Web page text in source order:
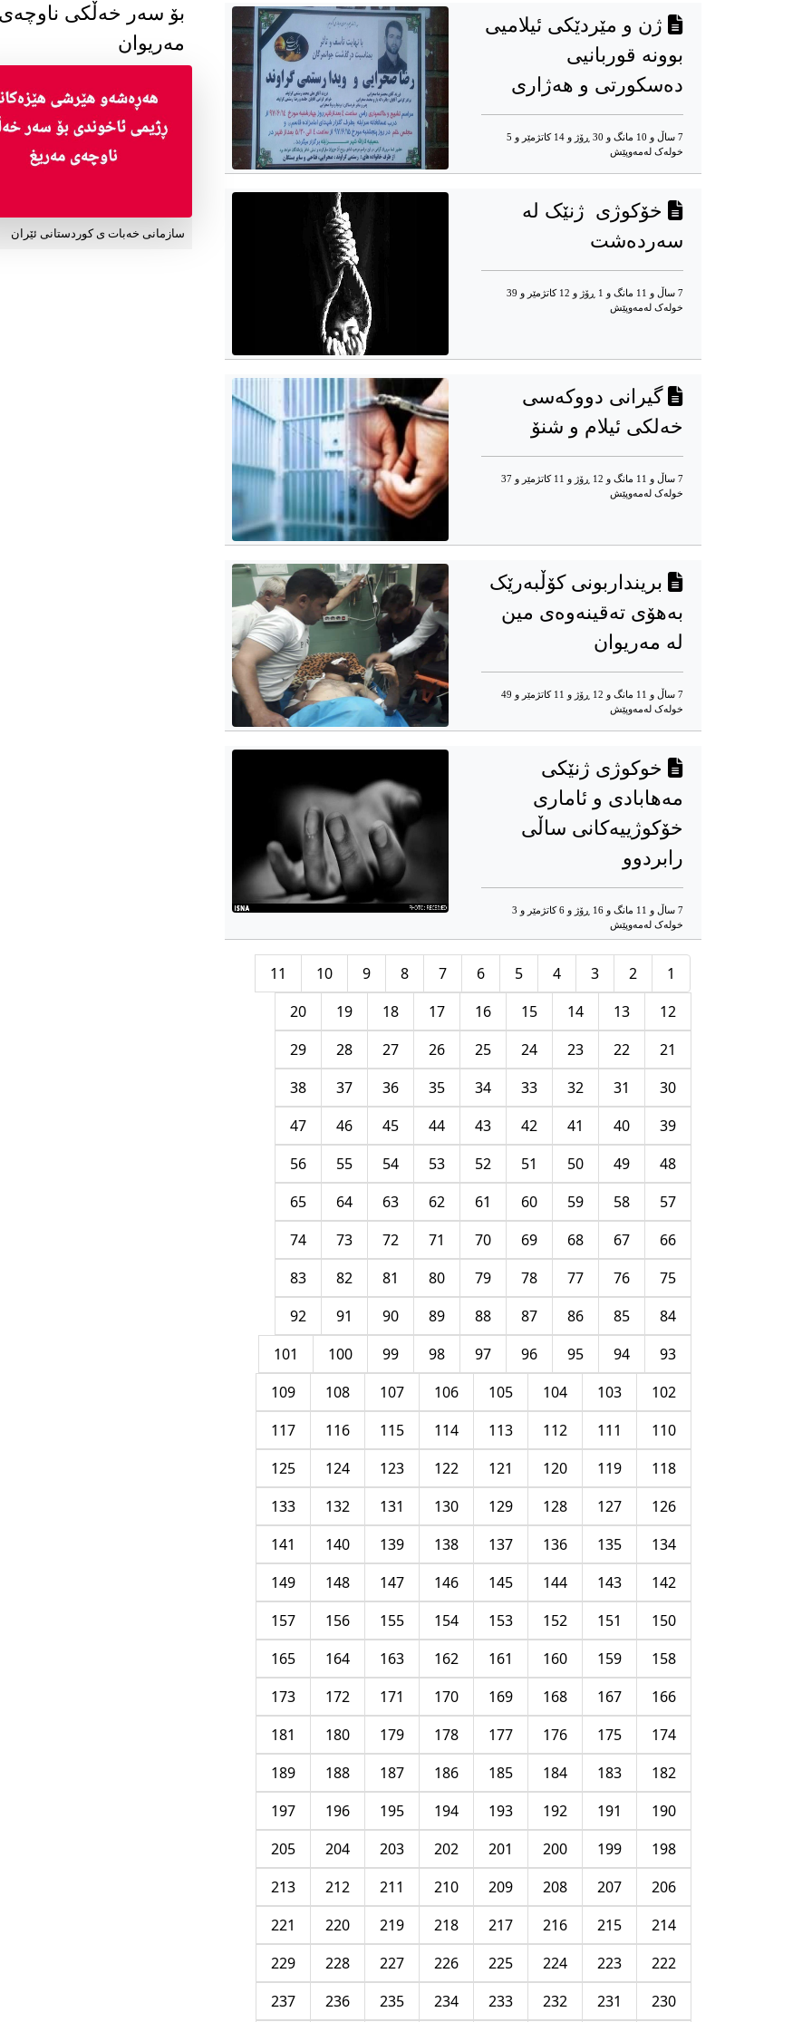
ژن و مێردێکی ئیلامیی
بوونە قوربانیی
دەسکورتی و هەژاری
7 ساڵ و 10 مانگ و 30 ڕۆژ و 14 کاتژمێر و 5
خوله‌ک له‌مه‌وپێش‌
خۆکوژی ژنێک لە
سەردەشت
7 ساڵ و 11 مانگ و 1 ڕۆژ و 12 کاتژمێر و 39
خوله‌ک له‌مه‌وپێش‌
گیرانی دووکەسی
خەلکی ئیلام و شنۆ
7 ساڵ و 11 مانگ و 12 ڕۆژ و 11 کاتژمێر و 37
خوله‌ک له‌مه‌وپێش‌
برینداربونی کۆڵبەرێک
بەهۆی تەقینەوەی مین
لە مەریوان
7 ساڵ و 11 مانگ و 12 ڕۆژ و 11 کاتژمێر و 49
خوله‌ک له‌مه‌وپێش‌
خوکوژی ژنێکی
مەهابادی و ئاماری
خۆکوژییەکانی ساڵی
رابردوو
7 ساڵ و 11 مانگ و 16 ڕۆژ و 6 کاتژمێر و 3
خوله‌ک له‌مه‌وپێش‌
1
2
3
4
5
6
7
8
9
10
11
12
13
14
15
16
17
18
19
20
21
22
23
24
25
26
27
28
29
30
31
32
33
34
35
36
37
38
39
40
41
42
43
44
45
46
47
48
49
50
51
52
53
54
55
56
57
58
59
60
61
62
63
64
65
66
67
68
69
70
71
72
73
74
75
76
77
78
79
80
81
82
83
84
85
86
87
88
89
90
91
92
93
94
95
96
97
98
99
100
101
102
103
104
105
106
107
108
109
110
111
112
113
114
115
116
117
118
119
120
121
122
123
124
125
126
127
128
129
130
131
132
133
134
135
136
137
138
139
140
141
142
143
144
145
146
147
148
149
150
151
152
153
154
155
156
157
158
159
160
161
162
163
164
165
166
167
168
169
170
171
172
173
174
175
176
177
178
179
180
181
182
183
184
185
186
187
188
189
190
191
192
193
194
195
196
197
198
199
200
201
202
203
204
205
206
207
208
209
210
211
212
213
214
215
216
217
218
219
220
221
222
223
224
225
226
227
228
229
230
231
232
233
234
235
236
237
بۆ سەر خەڵکی
مەریوان
سازمانی خەبات ی کوردستانی ئێران